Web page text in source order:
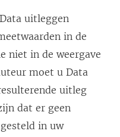
uitleggen
in de
niet in de weergave
moet u Data
uitleg
dat er geen
in uw